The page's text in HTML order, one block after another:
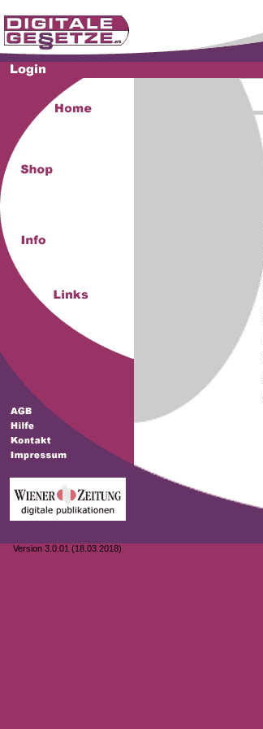
Version 3.0.01 (18.03.2018)